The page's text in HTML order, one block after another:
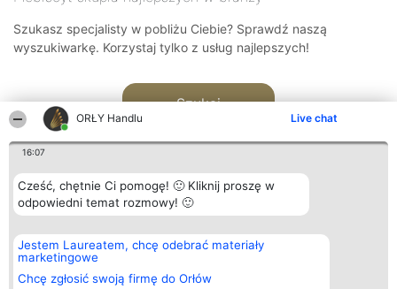
ORŁY Handlu Live chat
16:07
Cześć, chętnie Ci pomogę! 🙂 Kliknij proszę w
odpowiedni temat rozmowy! 🙂
Jestem Laureatem, chcę odebrać materiały
marketingowe
Chcę zgłosić swoją firmę do Orłów
Szukasz specjalisty w pobliżu Ciebie? Sprawdź naszą
wyszukiwarkę. Korzystaj tylko z usług najlepszych!
Szukaj
Organizator plebiscytu
Bright Side Solutions sp. z o.
o. sp. k.
ul. Ruska 22
Wrocław 50-079
Plebiscyt
Laureaci
wszystkich
Laureatów
Kontakt
Kontakt